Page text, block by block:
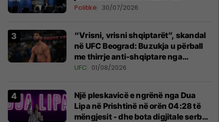
Politikë 30/07/2026
“Vrisni, vrisni shqiptarët”, skandal
në UFC Beograd: Buzukja u përball
me thirrje anti-shqiptare nga
tribunat
UFC 01/08/2026
Një pleskavicë e ngrënë nga Dua
Lipa në Prishtinë në orën 04:28 të
mëngjesit - dhe bota digjitale serbe